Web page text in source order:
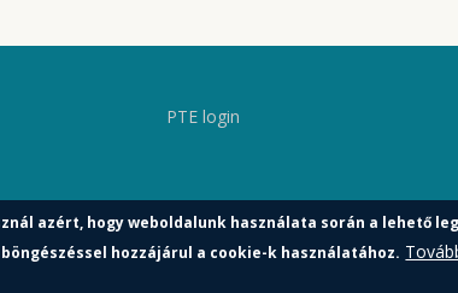
PTE login
azért, hogy weboldalunk használata során a lehető
hozzájárul a cookie-k használatához.